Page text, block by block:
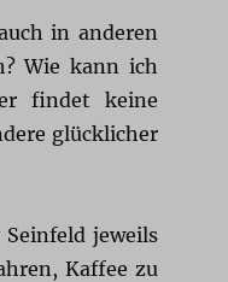
in anderen
Wie kann ich
findet keine
glücklicher
Seinfeld jeweils
Kaffee zu